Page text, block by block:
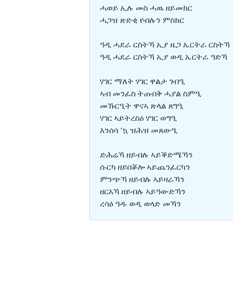
ሓወይ ኢሉ መስ ሓዉ ዘይመክር
ሓጋዝ ጽድቂ የብሉን ምስክር
ዓዲ ሓደራ ርስትኻ ኢያ ዜጋ ኤርትራ ርስትኻ
ዓዲ ሓደራ ርስትኻ ኢያ ወዲ ኤርትራ ዓድኻ
ሃገር ማለት ሃገር ዋልታ ገብዒ
ኣብ መንፈስ ትጠብቅ ሓያል ስምዒ
መኹርዒት ዋናኣ ጽላል ጸግዒ
ሃገር ኣይትረስዕ ሃገር ወግዒ
እንሰሳ ‘ኳ ዝሕዝ መጸውዒ
ድሕሬኻ ዘይብሉ ኣይቕድሜኻን
ሱርካ ዘይበቖሎ ኣይጨንፈርካን
ምንጭኻ ዘይብሉ ኣይዛራኻን
ዘርእኻ ዘይብሉ ኣይዓውድኻን
ረሳዕ ዓዱ ወዲ ወላድ መኻን